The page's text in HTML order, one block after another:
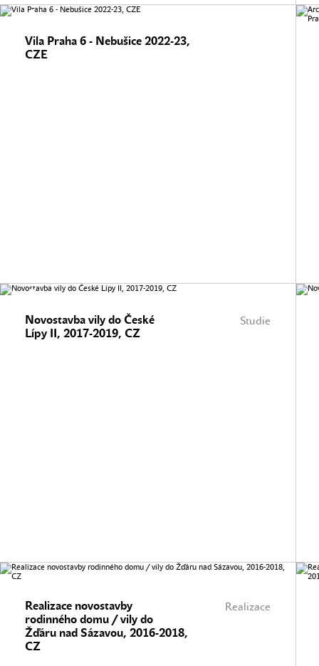
Vila Praha 6 - Nebušice 2022-23,
CZE
Studie
Novostavba vily do České
Lípy II, 2017-2019, CZ
Realizace
Realizace novostavby
rodinného domu / vily do
Žďáru nad Sázavou, 2016-2018,
CZ